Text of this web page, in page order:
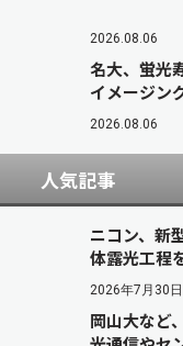
2026.08.06
名大、蛍光
イメージン
2026.08.06
人気記事
ニコン、新
体露光工程
2026年7月30日
岡山大など